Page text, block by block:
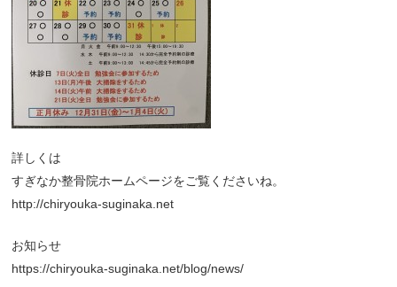
詳しくは
すぎなか整骨院ホームページをご覧くださいね。
http://chiryouka-suginaka.net
お知らせ
https://chiryouka-suginaka.net/blog/news/